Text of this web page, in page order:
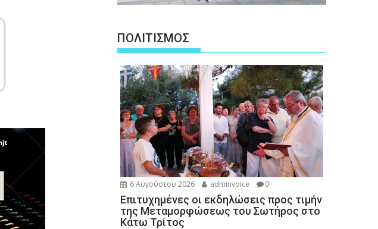
ΠΟΛΙΤΙΣΜΟΣ
6 Αυγούστου 2026 adminvoice 0
Επιτυχημένες οι εκδηλώσεις προς τιμήν
της Μεταμορφώσεως του Σωτήρος στο
Κάτω Τρίτος